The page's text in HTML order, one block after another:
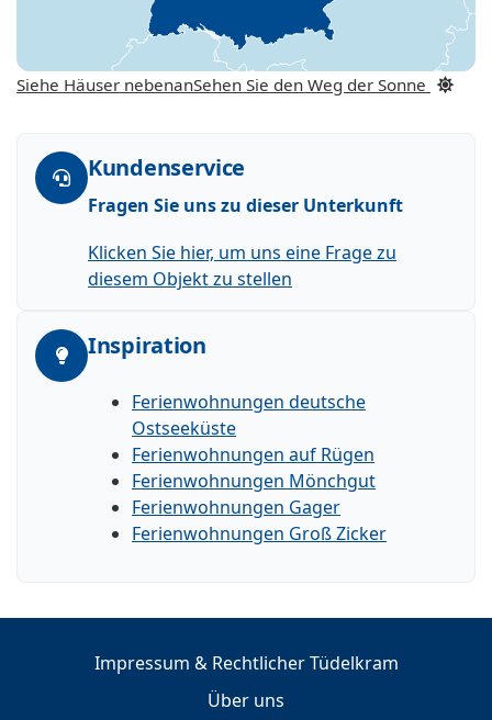
Siehe Häuser nebenanSehen Sie den Weg der Sonne
Kundenservice
Fragen Sie uns zu dieser Unterkunft
Klicken Sie hier, um uns eine Frage zu
diesem Objekt zu stellen
Inspiration
Ferienwohnungen deutsche
Ostseeküste
Ferienwohnungen auf Rügen
Ferienwohnungen Mönchgut
Ferienwohnungen Gager
Ferienwohnungen Groß Zicker
Impressum & Rechtlicher Tüdelkram
Über uns